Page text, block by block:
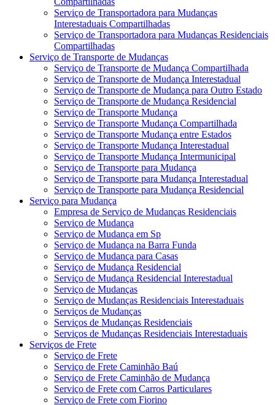
Serviço de Transportadora para Mudanças
Interestaduais Compartilhadas
Serviço de Transportadora para Mudanças Residenciais
Compartilhadas
Serviço de Transporte de Mudanças
Serviço de Transporte de Mudança Compartilhada
Serviço de Transporte de Mudança Interestadual
Serviço de Transporte de Mudança para Outro Estado
Serviço de Transporte de Mudança Residencial
Serviço de Transporte Mudança
Serviço de Transporte Mudança Compartilhada
Serviço de Transporte Mudança entre Estados
Serviço de Transporte Mudança Interestadual
Serviço de Transporte Mudança Intermunicipal
Serviço de Transporte para Mudança
Serviço de Transporte para Mudança Interestadual
Serviço de Transporte para Mudança Residencial
Serviço para Mudança
Empresa de Serviço de Mudanças Residenciais
Serviço de Mudança
Serviço de Mudança em Sp
Serviço de Mudança na Barra Funda
Serviço de Mudança para Casas
Serviço de Mudança Residencial
Serviço de Mudança Residencial Interestadual
Serviço de Mudanças
Serviço de Mudanças Residenciais Interestaduais
Serviços de Mudanças
Serviços de Mudanças Residenciais
Serviços de Mudanças Residenciais Interestaduais
Serviços de Frete
Serviço de Frete
Serviço de Frete Caminhão Baú
Serviço de Frete Caminhão de Mudança
Serviço de Frete com Carros Particulares
Serviço de Frete com Fiorino